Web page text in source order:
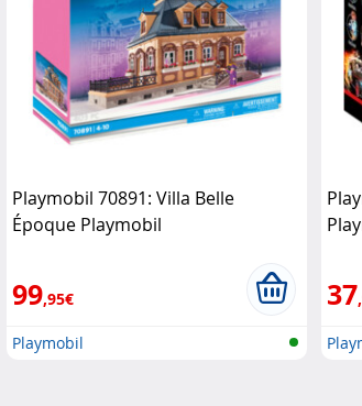
Playmobil 70891: Villa Belle
Époque Playmobil
99,95€
Playmobil
37